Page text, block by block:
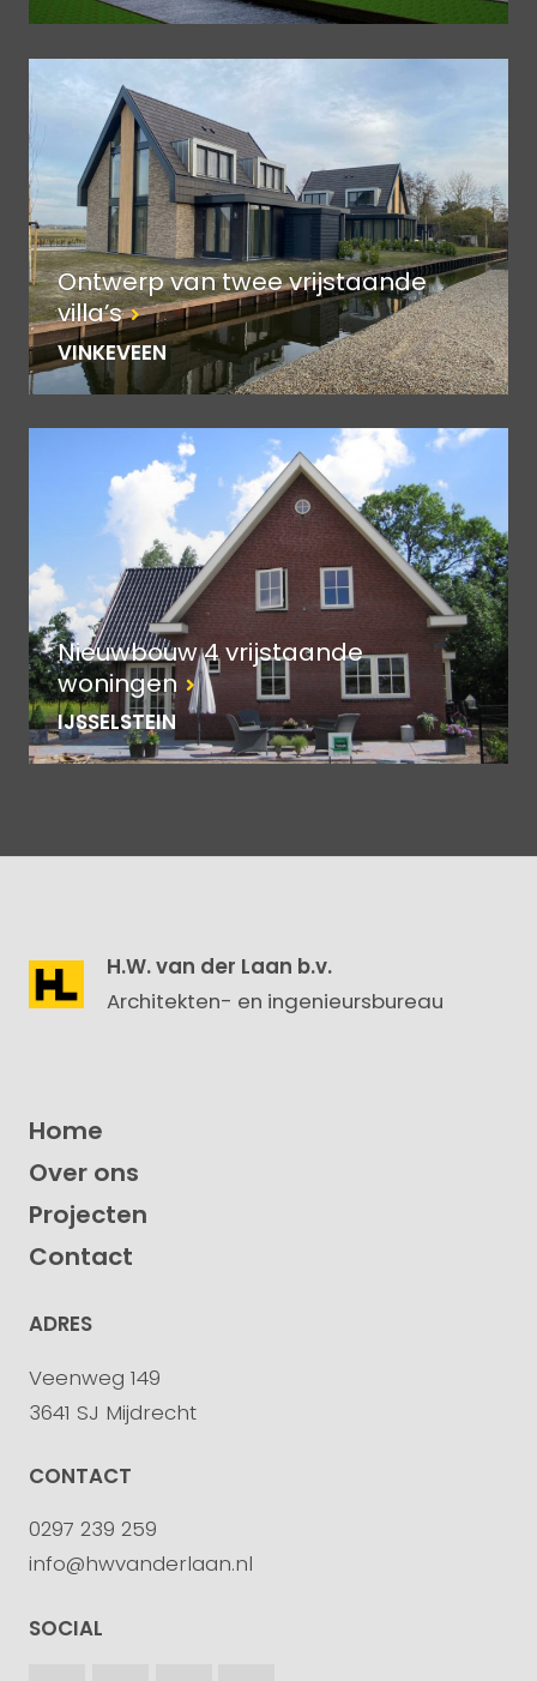
Ontwerp van twee vrijstaande
villa’s
VINKEVEEN
Nieuwbouw 4 vrijstaande
woningen
IJSSELSTEIN
H.W. van der Laan b.v.
Architekten- en ingenieursbureau
Home
Over ons
Projecten
Contact
ADRES
Veenweg 149
3641 SJ Mijdrecht
CONTACT
0297 239 259
info@hwvanderlaan.nl
SOCIAL